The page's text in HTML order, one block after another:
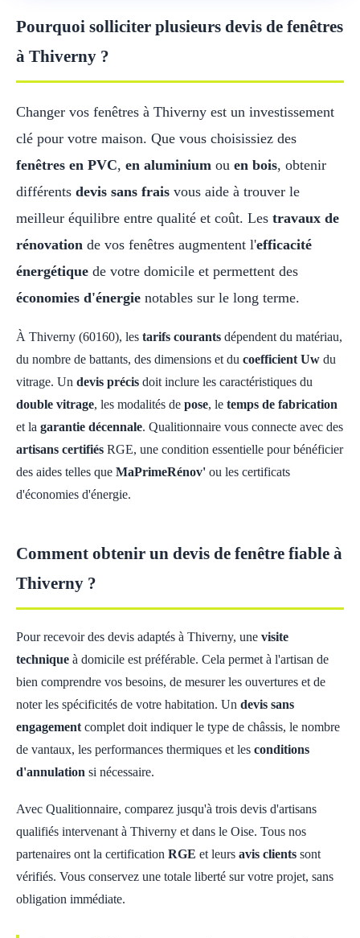
Pourquoi solliciter plusieurs devis de fenêtres
à Thiverny ?
Changer vos fenêtres à Thiverny est un investissement
clé pour votre maison. Que vous choisissiez des
fenêtres en PVC, en aluminium ou en bois, obtenir
différents devis sans frais vous aide à trouver le
meilleur équilibre entre qualité et coût. Les travaux de
rénovation de vos fenêtres augmentent l'efficacité
énergétique de votre domicile et permettent des
économies d'énergie notables sur le long terme.
À Thiverny (60160), les tarifs courants dépendent du matériau,
du nombre de battants, des dimensions et du coefficient Uw du
vitrage. Un devis précis doit inclure les caractéristiques du
double vitrage, les modalités de pose, le temps de fabrication
et la garantie décennale. Qualitionnaire vous connecte avec des
artisans certifiés RGE, une condition essentielle pour bénéficier
des aides telles que MaPrimeRénov' ou les certificats
d'économies d'énergie.
Comment obtenir un devis de fenêtre fiable à
Thiverny ?
Pour recevoir des devis adaptés à Thiverny, une visite
technique à domicile est préférable. Cela permet à l'artisan de
bien comprendre vos besoins, de mesurer les ouvertures et de
noter les spécificités de votre habitation. Un devis sans
engagement complet doit indiquer le type de châssis, le nombre
de vantaux, les performances thermiques et les conditions
d'annulation si nécessaire.
Avec Qualitionnaire, comparez jusqu'à trois devis d'artisans
qualifiés intervenant à Thiverny et dans le Oise. Tous nos
partenaires ont la certification RGE et leurs avis clients sont
vérifiés. Vous conservez une totale liberté sur votre projet, sans
obligation immédiate.